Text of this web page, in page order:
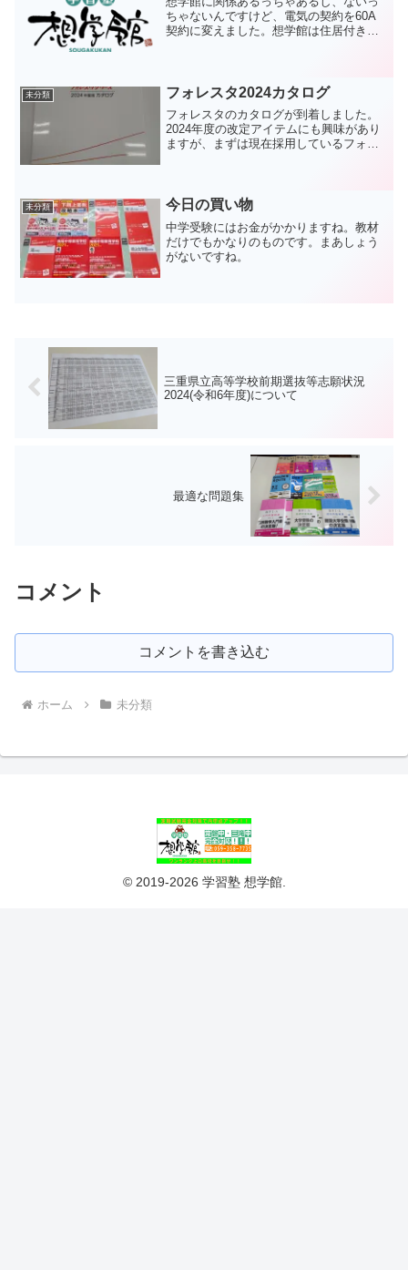
ちゃないんですけど、電気の契約を60A
契約に変えました。想学館は住居付き店
なら良いのですが、...
未分類 フォレスタ2024カタログ
フォレスタのカタログが到着しました。
2024年度の改定アイテムにも興味があり
ますが、まずは現在採用しているフォレ
は自分でやらないとだ...
未分類 今日の買い物
中学受験にはお金がかかりますね。教材
だけでもかなりのものです。まあしょう
がないですね。
三重県立高等学校前期選抜等志願状況
2024(令和6年度)について
最適な問題集
コメント
コメントを書き込む
ホーム 未分類
© 2019-2026 学習塾 想学館.